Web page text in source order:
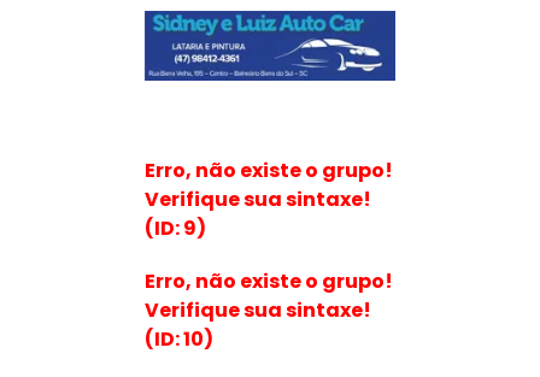
Erro, não existe o grupo!
Verifique sua sintaxe!
(ID: 9)
Erro, não existe o grupo!
Verifique sua sintaxe!
(ID: 10)